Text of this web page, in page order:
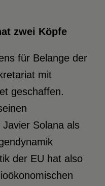
zwei Köpfe
für Belange der
mit
geschaffen.
Solana als
der EU hat also